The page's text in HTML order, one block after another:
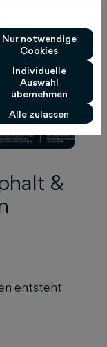
&
entsteht
Nur notwendige
Cookies
Individuelle
Auswahl
übernehmen
Alle zulassen